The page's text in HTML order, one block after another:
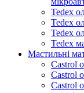
Tedex
Tedex
Tedex
Tedex
Мастильні
Castrol
Castrol
Castrol